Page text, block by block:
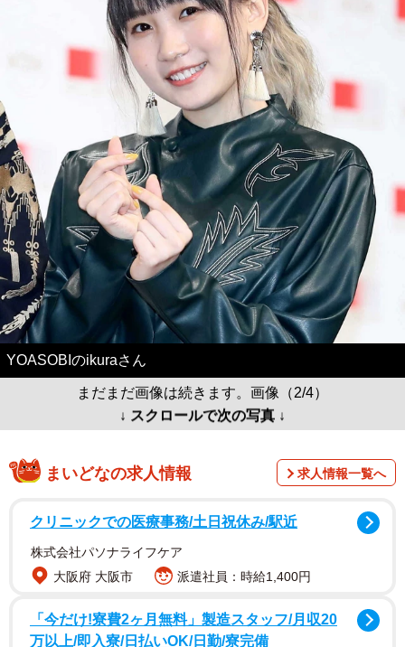
YOASOBIのikuraさん
まだまだ画像は続きます。画像（2/4）
↓ スクロールで次の写真 ↓
まいどなの求人情報 求人情報一覧へ
クリニックでの医療事務/土日祝休み/駅近
株式会社パソナライフケア
大阪府 大阪市
派遣社員：時給1,400円
「今だけ!寮費2ヶ月無料」製造スタッフ/月収20
万以上/即入寮/日払いOK/日勤/寮完備